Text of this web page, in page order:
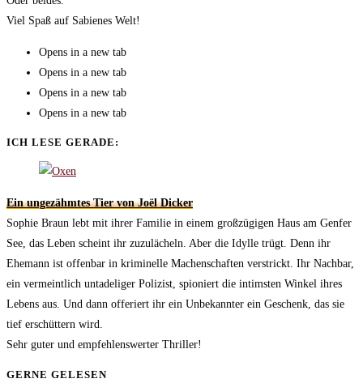
Viel Spaß auf Sabienes Welt!
Opens in a new tab
Opens in a new tab
Opens in a new tab
Opens in a new tab
ICH LESE GERADE:
Ein ungezähmtes Tier von Joël Dicker
Sophie Braun lebt mit ihrer Familie in einem großzügigen Haus am Genfer
See, das Leben scheint ihr zuzulächeln. Aber die Idylle trügt. Denn ihr
Ehemann ist offenbar in kriminelle Machenschaften verstrickt. Ihr Nachbar,
ein vermeintlich untadeliger Polizist, spioniert die intimsten Winkel ihres
Lebens aus. Und dann offeriert ihr ein Unbekannter ein Geschenk, das sie
tief erschüttern wird.
Sehr guter und empfehlenswerter Thriller!
GERNE GELESEN